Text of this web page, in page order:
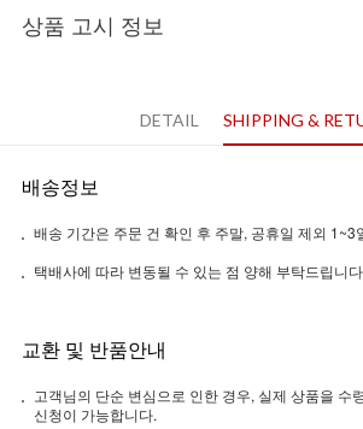
상품 고시 정보
DETAIL SHIPPING &
배송정보
배송 기간은 주문 건 확인 후 주말, 공휴일 제외 1~3
택배사에 따라 변동될 수 있는 점 양해 부탁드립니
교환 및 반품안내
고객님의 단순 변심으로 인한 경우, 실제 상품을 수
신청이 가능합니다.